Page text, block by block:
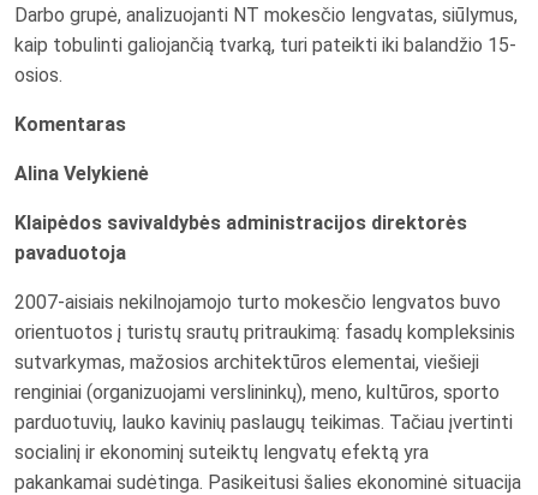
Darbo grupė, analizuojanti NT mokesčio lengvatas, siūlymus,
kaip tobulinti galiojančią tvarką, turi pateikti iki balandžio 15-
osios.
Komentaras
Alina Velykienė
Klaipėdos savivaldybės administracijos direktorės
pavaduotoja
2007-aisiais nekilnojamojo turto mokesčio lengvatos buvo
orientuotos į turistų srautų pritraukimą: fasadų kompleksinis
sutvarkymas, mažosios architektūros elementai, viešieji
renginiai (organizuojami verslininkų), meno, kultūros, sporto
parduotuvių, lauko kavinių paslaugų teikimas. Tačiau įvertinti
socialinį ir ekonominį suteiktų lengvatų efektą yra
pakankamai sudėtinga. Pasikeitusi šalies ekonominė situacija